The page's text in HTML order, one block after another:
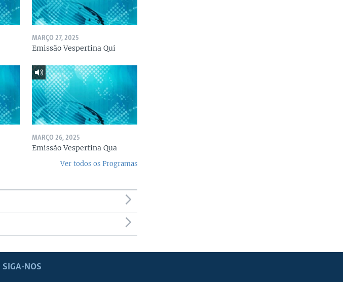
MARÇO 27, 2025
Emissão Vespertina Qui
MARÇO 26, 2025
Emissão Vespertina Qua
Ver todos os Programas
SIGA-NOS